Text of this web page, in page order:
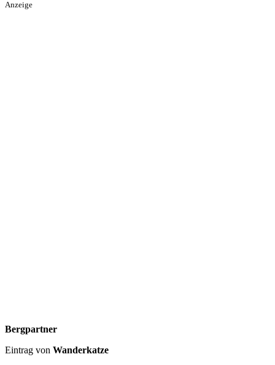
Anzeige
Bergpartner
Eintrag von Wanderkatze